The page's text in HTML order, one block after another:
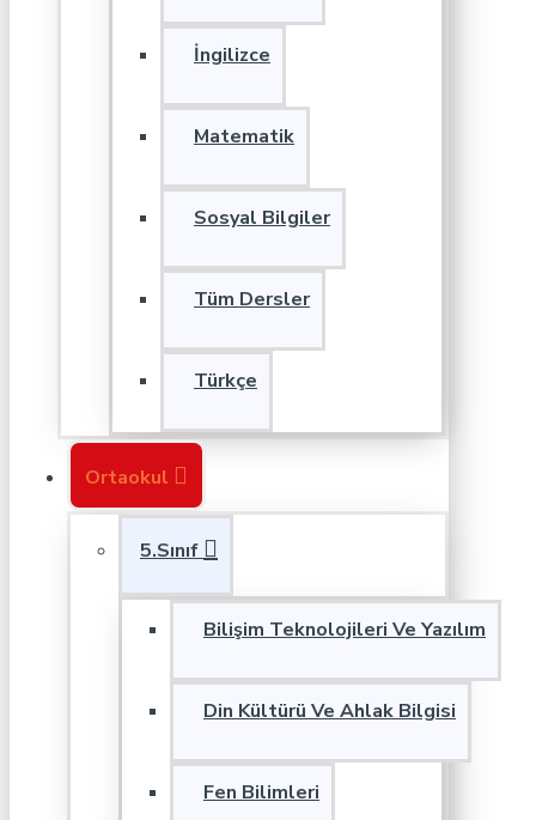
İngilizce
Matematik
Sosyal Bilgiler
Tüm Dersler
Türkçe
Ortaokul
5.Sınıf
Bilişim Teknolojileri Ve Yazılım
Din Kültürü Ve Ahlak Bilgisi
Fen Bilimleri